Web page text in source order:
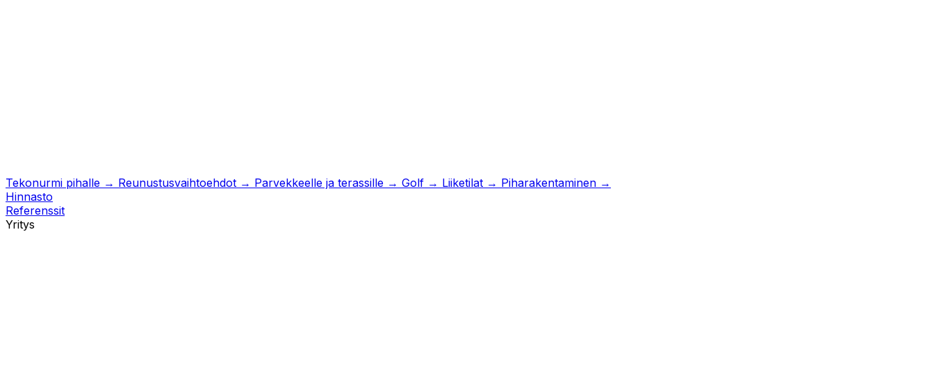
Tekonurmi pihalle → Reunustusvaihtoehdot → Parvekkeelle ja terassille → Golf → Liiketilat → Piharakentaminen →
Hinnasto
Referenssit
Yritys